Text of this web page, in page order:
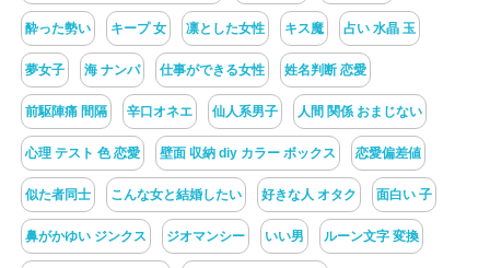
酔った勢い キープ 女 凛とした女性 キス魔 占い 水晶 玉
夢女子 海 ナンパ 仕事ができる女性 姓名判断 恋愛
前駆陣痛 間隔 辛口オネエ 仙人系男子 人間 関係 おまじない
心理 テスト 色 恋愛 壁面 収納 diy カラー ボックス 恋愛偏差値
似た者同士 こんな女と結婚したい 好きな人 オタク 面白い 子
鼻がかゆい ジンクス ジオマンシー いい男 ルーン文字 変換